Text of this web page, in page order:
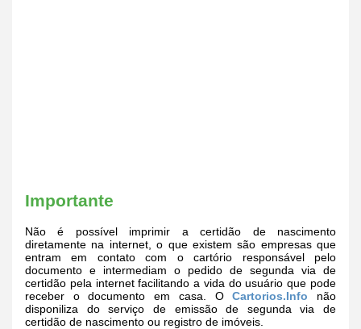
Importante
Não é possível imprimir a certidão de nascimento
diretamente na internet, o que existem são empresas que
entram em contato com o cartório responsável pelo
documento e intermediam o pedido de segunda via de
certidão pela internet facilitando a vida do usuário que pode
receber o documento em casa. OCartorios.Info não
disponiliza do serviço de emissão de segunda via de
certidão de nascimento ou registro de imóveis.